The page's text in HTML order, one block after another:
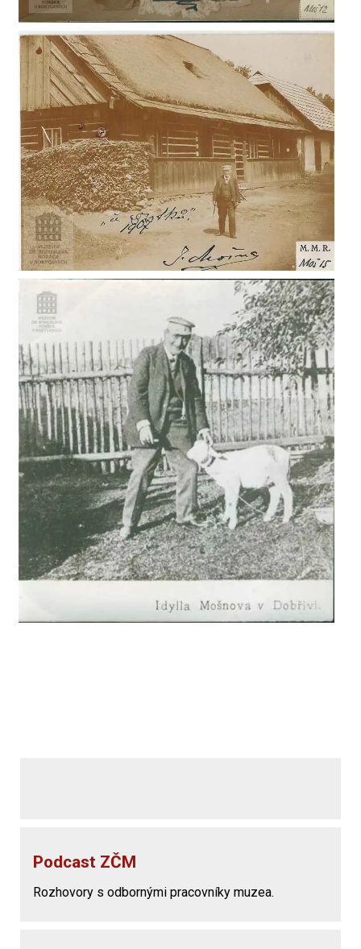
Podcast ZČM
Rozhovory s odbornými pracovníky muzea.